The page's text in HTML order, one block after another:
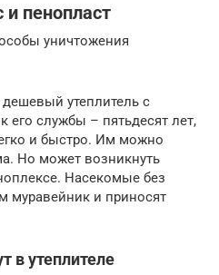
и пенопласт
уничтожения
утеплитель с
его службы – пятьдесят лет,
и быстро. Им можно
Но может возникнуть
Насекомые без
муравейник и приносят
в утеплителе